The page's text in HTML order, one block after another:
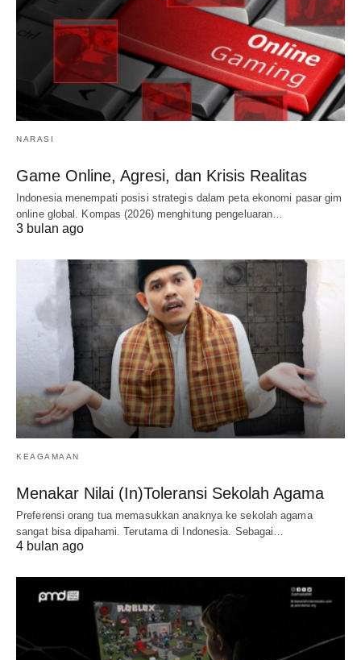
NARASI
Game Online, Agresi, dan Krisis Realitas
Indonesia menempati posisi strategis dalam peta ekonomi pasar gim
online global. Kompas (2026) menghitung pengeluaran…
3 bulan ago
KEAGAMAAN
Menakar Nilai (In)Toleransi Sekolah Agama
Preferensi orang tua memasukkan anaknya ke sekolah agama
sangat bisa dipahami. Terutama di Indonesia. Sebagai…
4 bulan ago